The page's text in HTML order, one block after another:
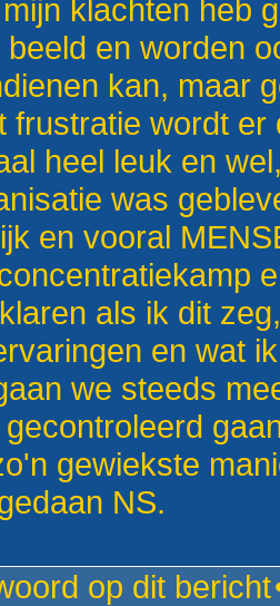
klachten heb
beeld en worden
kan, maar
frustratie wordt
heel leuk en
was
en vooral
als ik dit
en wat
we steeds
gewiekste
NS.
op dit bericht